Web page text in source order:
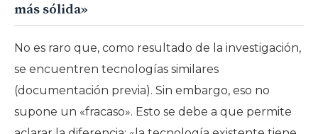
más sólida»
No es raro que, como resultado de la investigación,
se encuentren tecnologías similares
(documentación previa). Sin embargo, eso no
supone un «fracaso». Esto se debe a que permite